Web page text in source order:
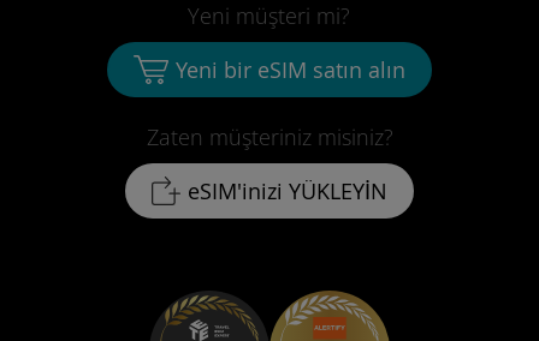
Zaten müşteriniz misiniz?
eSIM'inizi YÜKLEYİN
Yeni müşteri mi?
Yeni bir eSIM satın alın